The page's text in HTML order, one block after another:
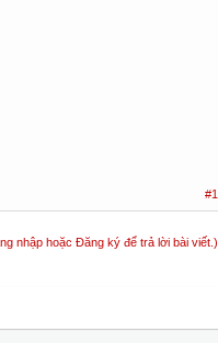
#1
nhập hoặc Đăng ký để trả lời bài viết.)